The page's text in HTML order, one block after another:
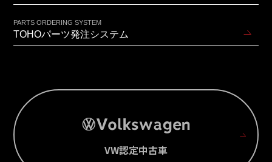
PARTS ORDERING SYSTEM
TOHOパーツ発注システム
VW認定中古車